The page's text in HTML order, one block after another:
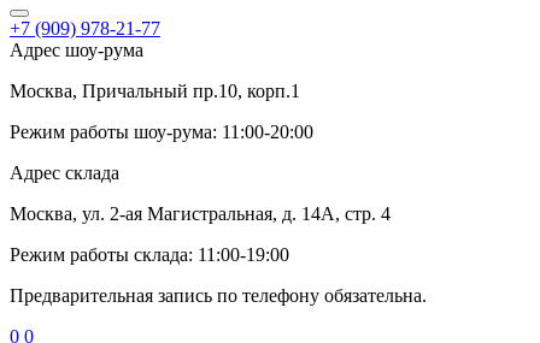
+7 (909) 978-21-77
Адрес шоу-рума
Москва, Причальный пр.10, корп.1
Режим работы шоу-рума: 11:00-20:00
Адрес склада
Москва, ул. 2-ая Магистральная, д. 14А, стр. 4
Режим работы склада: 11:00-19:00
Предварительная запись по телефону обязательна.
0 0